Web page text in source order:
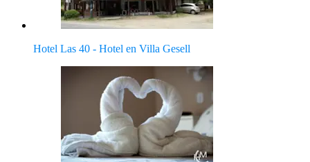
Hotel Las 40 - Hotel en Villa Gesell